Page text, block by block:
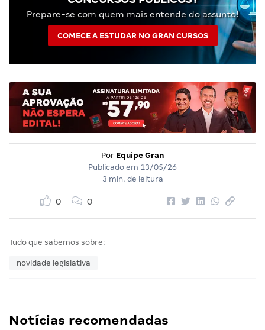
Prepare-se com quem mais entende do assunto!
COMECE A ESTUDAR NO GRAN CURSOS
Por Equipe Gran
Publicado em 13/05/26
3 min. de leitura
0 0
Tudo que sabemos sobre:
novidade legislativa
Notícias recomendadas